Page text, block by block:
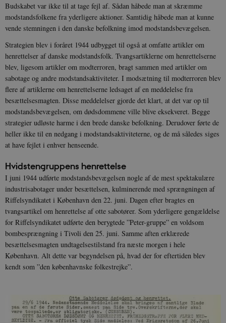
Budskabet var ikke til at tage fejl af. Sådan håbede man at skræmme
modstandsfolkene fra yderligere aktioner. Samtidig håbede man at kunne
vende stemningen i den danske befolkning imod modstandsbevægelsen.
Strategien blev i foråret 1944 udbygget til også at omfatte artikler om
henrettelser af danske modstandsfolk. Tvangsartiklerne om henrettelserne
blev, ligesom artikler om modterroren, bragt sammen med artikler om
sabotage og andre modstandsaktiviteter. I modsætning til modterroren blev
flere af artiklerne om henrettelserne ledsaget af en meddelelse fra
besættelsesmagten. Disse meddelelser gjorde det klart, at det var op til
modstandsbevægelsen, om dødsdommene ville blive eksekveret. Begge
strategier udløste harme i den brede danske befolkning. Derudover førte de
heller ikke til en nedgang i modstandsaktiviteterne, og de må således siges
at have fejlet i enhver henseende.
Hvidstengruppens henrettelse
I juni 1944 udførte modstandsbevægelsen nogle af de mest spektakulære
industrisabotager under besættelsen, kulminerende med sprængningen af
Riffelsyndikatet i København den 22. juni. Dagen efter bragtes en
tvangsartikel om henrettelse af otte sabotører. Som yderligere gengældelse
for Riffelsyndikatet udførte den berygtede ”Peter-gruppe” en voldsom
bombesprængning i Tivoli den 25. juni. Samme aften erklærede
besættelsesmagten undtagelsestilstand fra næste morgen i hele
København. Alt dette var begyndelsen på, hvad der for eftertiden blev
kendt som ”den københavnske folkestrejke”.